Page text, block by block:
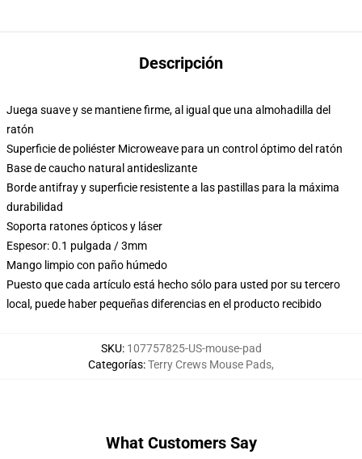
Descripción
Juega suave y se mantiene firme, al igual que una almohadilla del
ratón
Superficie de poliéster Microweave para un control óptimo del ratón
Base de caucho natural antideslizante
Borde antifray y superficie resistente a las pastillas para la máxima
durabilidad
Soporta ratones ópticos y láser
Espesor: 0.1 pulgada / 3mm
Mango limpio con paño húmedo
Puesto que cada artículo está hecho sólo para usted por su tercero
local, puede haber pequeñas diferencias en el producto recibido
SKU: 107757825-US-mouse-pad
Categorías:Terry Crews Mouse Pads,
What Customers Say